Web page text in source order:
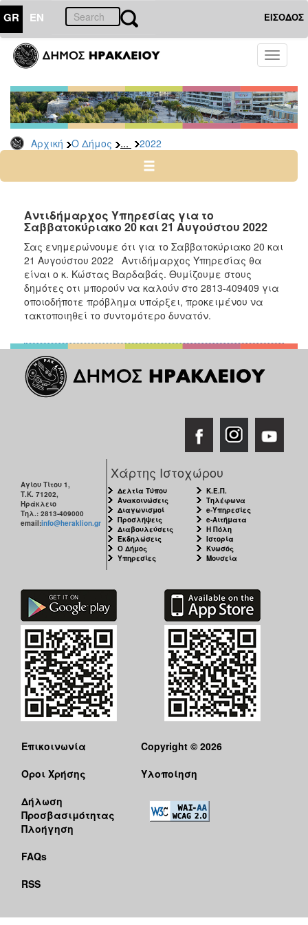
GR EN ΕΙΣΟΔΟΣ
Toggle
Αρχική Ο Δήμος ... 2022
ΔΗΜΟΣ
Δελτία
Τύπου
Αρχείο
2026
2024
2022
2021
2020
2019
2018
2016
2015
2013
ΠΟΛΙΤΙΣΜΟΣ
ΑΝΘΕΚΤΙΚΗ
ΠΟΛΗ
Αντιδήμαρχος Υπηρεσίας για το
Σαββατοκύριακο 20 και 21 Αυγούστου 2022
Σας ενημερώνουμε ότι για το Σαββατοκύριακο 20 και
21 Αυγούστου 2022 Αντιδήμαρχος Υπηρεσίας θα
είναι ο κ. Κώστας Βαρδαβάς. Θυμίζουμε στους
δημότες οτι μπορούν να καλούν στο 2813-409409 για
οποιοδήποτε πρόβλημα υπάρξει, προκειμένου να
τακτοποιηθεί το συντομότερο δυνατόν.
Αγίου Τίτου 1,
Τ.Κ. 71202,
Ηράκλειο
Τηλ.: 2813-409000
email:info@heraklion.gr
Χάρτης Ιστοχώρου
Δελτία Τύπου
Ανακοινώσεις
Διαγωνισμοί
Προσλήψεις
Διαβουλεύσεις
Εκδηλώσεις
Ο Δήμος
Υπηρεσίες
Κ.Ε.Π.
Τηλέφωνα
e-Υπηρεσίες
e-Αιτήματα
Η Πόλη
Ιστορία
Κνωσός
Μουσεία
Επικοινωνία
Όροι Χρήσης
Δήλωση
Προσβασιμότητας
Πλοήγηση
FAQs
RSS
Copyright © 2026
Υλοποίηση